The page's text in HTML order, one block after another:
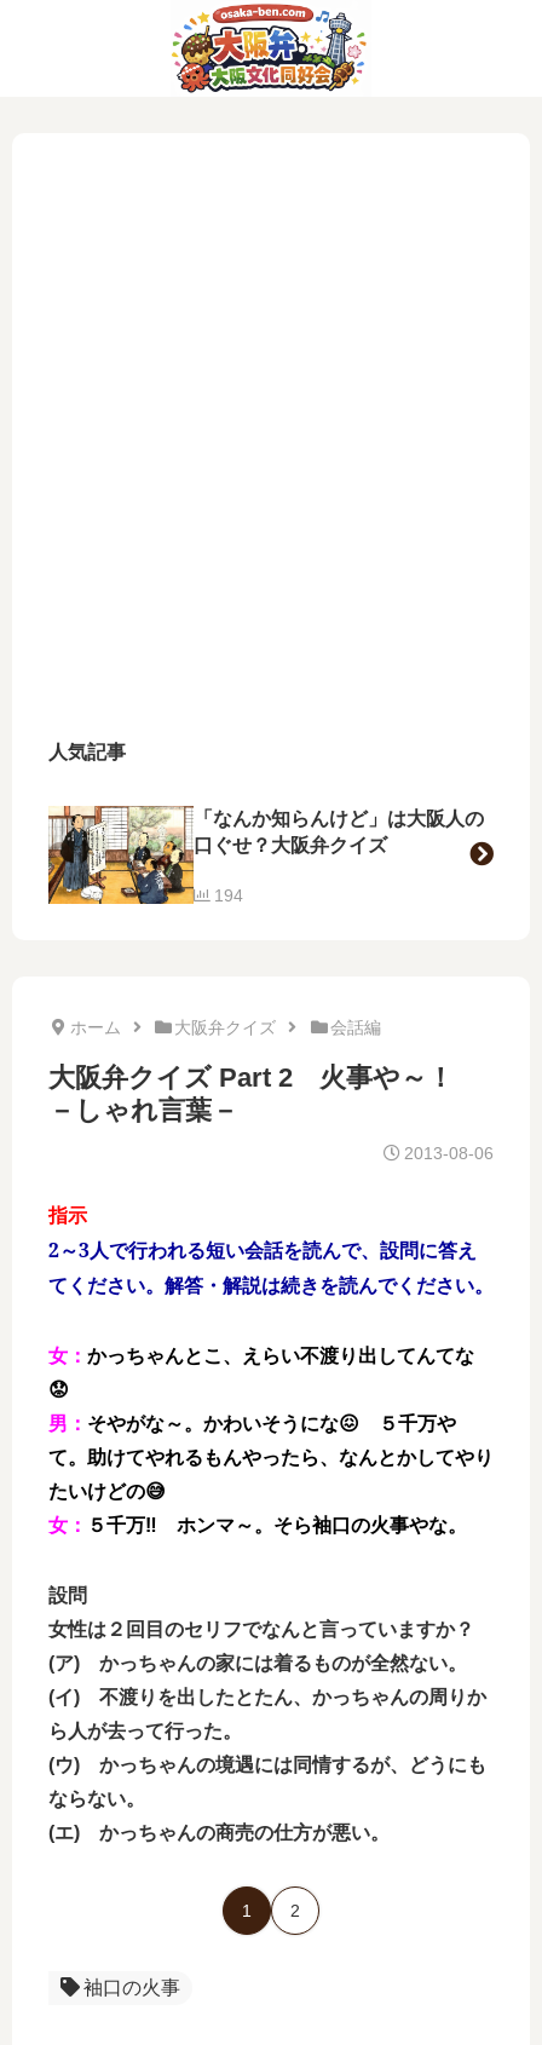
人気記事
「なんか知らんけど」は大阪人の
口ぐせ？大阪弁クイズ
194
ホーム 大阪弁クイズ 会話編
大阪弁クイズ Part 2 火事や～！
－しゃれ言葉－
2013-08-06
指示
2～3人で行われる短い会話を読んで、設問に答え
てください。解答・解説は続きを読んでください。
女： かっちゃんとこ、えらい不渡り出してんてな
😟
男： そやがな～。かわいそうにな😖 ５千万や
て。助けてやれるもんやったら、なんとかしてやり
たいけどの😅
女： ５千万‼ ホンマ～。そら袖口の火事やな。
設問
女性は２回目のセリフでなんと言っていますか？
(ア) かっちゃんの家には着るものが全然ない。
(イ) 不渡りを出したとたん、かっちゃんの周りか
ら人が去って行った。
(ウ) かっちゃんの境遇には同情するが、どうにも
ならない。
(エ) かっちゃんの商売の仕方が悪い。
1 2
袖口の火事